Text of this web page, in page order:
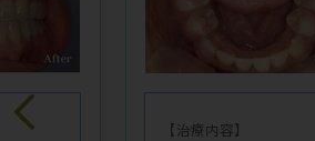
【治療内容】